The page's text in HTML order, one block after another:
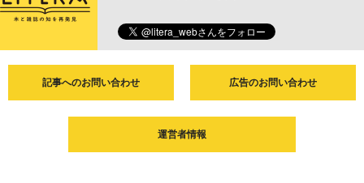
記事へのお問い合わせ 広告のお問い合わせ
運営者情報